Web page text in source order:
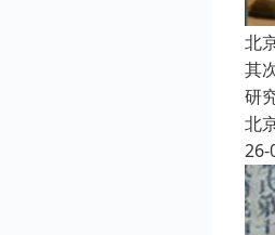
北
其
研
北
26-